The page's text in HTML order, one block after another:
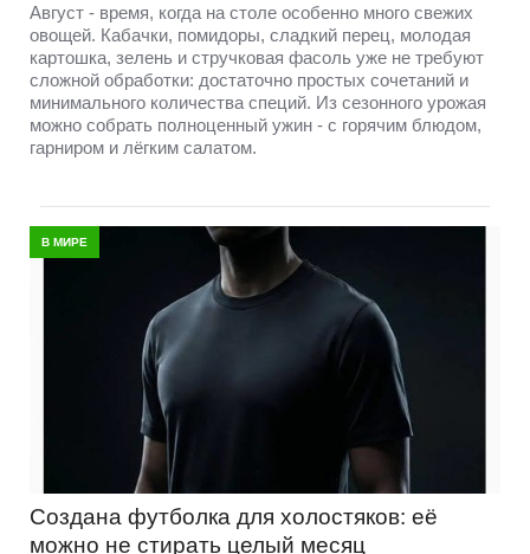
Август - время, когда на столе особенно много свежих
овощей. Кабачки, помидоры, сладкий перец, молодая
картошка, зелень и стручковая фасоль уже не требуют
сложной обработки: достаточно простых сочетаний и
минимального количества специй. Из сезонного урожая
можно собрать полноценный ужин - с горячим блюдом,
гарниром и лёгким салатом.
В МИРЕ
Создана футболка для холостяков: её
можно не стирать целый месяц